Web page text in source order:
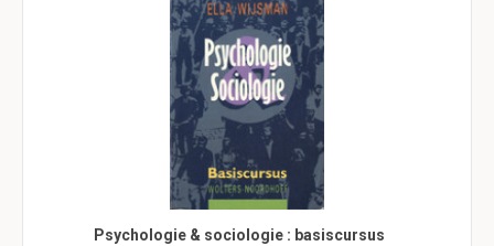
Psychologie & sociologie : basiscursus